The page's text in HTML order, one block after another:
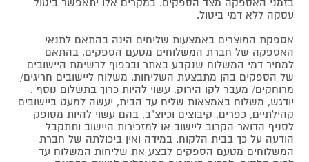
עסקה ללא דמי ביטול.
אספקת המוצרים באמצעות שליחים הינה בהתאם לתנאי
האספקה של חברת המשלוחים מטעם הספקים, בהתאם
למחיר דמי המשלוח שנקבע באתר ובכפוף לרשימת היישובים
של הספקים בהן מתבצעת השליחות. משלוח ליישובים חריגים/
מרוחקים/ מעבר לקו הירוק, עשוי להיות כרוך בתשלום נוסף .
יודגש, משלוח באמצאות שליח עד הבית, יעשה למעט ביישובים
קהילתיים, כפרים, קיבוצים וכיוצ"ב, בהם עשוי להיות מסופק
לסניף הדואר הקרוב ליישוב או למזכירות היישוב ותתקבל
הודעה על כך בבית הלקוח. במידה ואין ביכולתה של חברת
המשלוחים מטעם הספקים לבצע את שליחות המשלוח עד